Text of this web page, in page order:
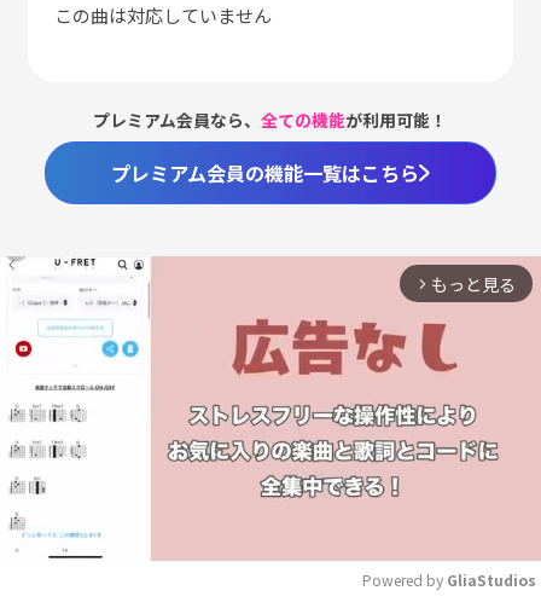
この曲は対応していません
プレミアム会員なら、全ての機能が利用可能！
プレミアム会員の機能一覧はこちら
arrow_forward_ios もっと見る
Powered by GliaStudios